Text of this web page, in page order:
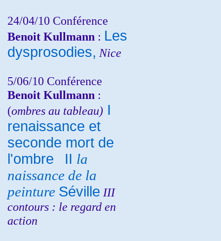
24/04/10 Conférence
Benoit Kullmann : Les
dysprosodies, Nice
5/06/10 Conférence
Benoit Kullmann :
(ombres au tableau) I
renaissance et
seconde mort de
l'ombre
II la
naissance de la
peinture Séville III
contours : le regard en
action